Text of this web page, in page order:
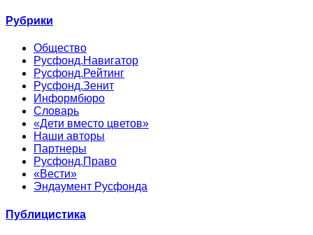
Рубрики
Общество
Русфонд.Навигатор
Русфонд.Рейтинг
Русфонд.Зенит
Информбюро
Словарь
«Дети вместо цветов»
Наши авторы
Партнеры
Русфонд.Право
«Вести»
Эндаумент Русфонда
Публицистика